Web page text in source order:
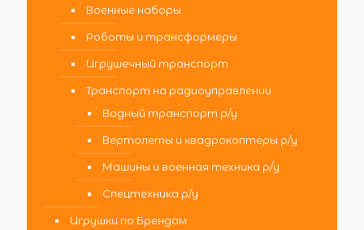
Военные наборы
Роботы и трансформеры
Игрушечный транспорт
Транспорт на радиоуправлении
Водный транспорт р/у
Вертолеты и квадрокоптеры р/у
Машины и военная техника р/у
Спецтехника р/у
Игрушки по Брендам